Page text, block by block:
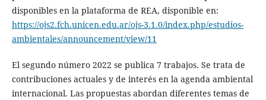
disponibles en la plataforma de REA, disponible en:
https://ojs2.fch.unicen.edu.ar/ojs-3.1.0/index.php/estudios-
ambientales/announcement/view/11
El segundo número 2022 se publica 7 trabajos. Se trata de
contribuciones actuales y de interés en la agenda ambiental
internacional. Las propuestas abordan diferentes temas de